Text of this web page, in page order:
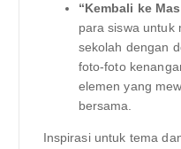
“Kembali ke
para siswa untuk
sekolah dengan
foto-foto
elemen yang
bersama.
Inspirasi untuk tema